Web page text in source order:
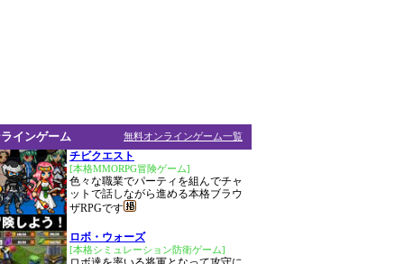
無料オンラインゲーム一覧
インゲーム
チビクエスト
[本格MMORPG冒険ゲーム]
色々な職業でパーティを組んでチャ
ットで話しながら進める本格ブラウ
ザRPGです
ロボ・ウォーズ
[本格シミュレーション防衛ゲーム]